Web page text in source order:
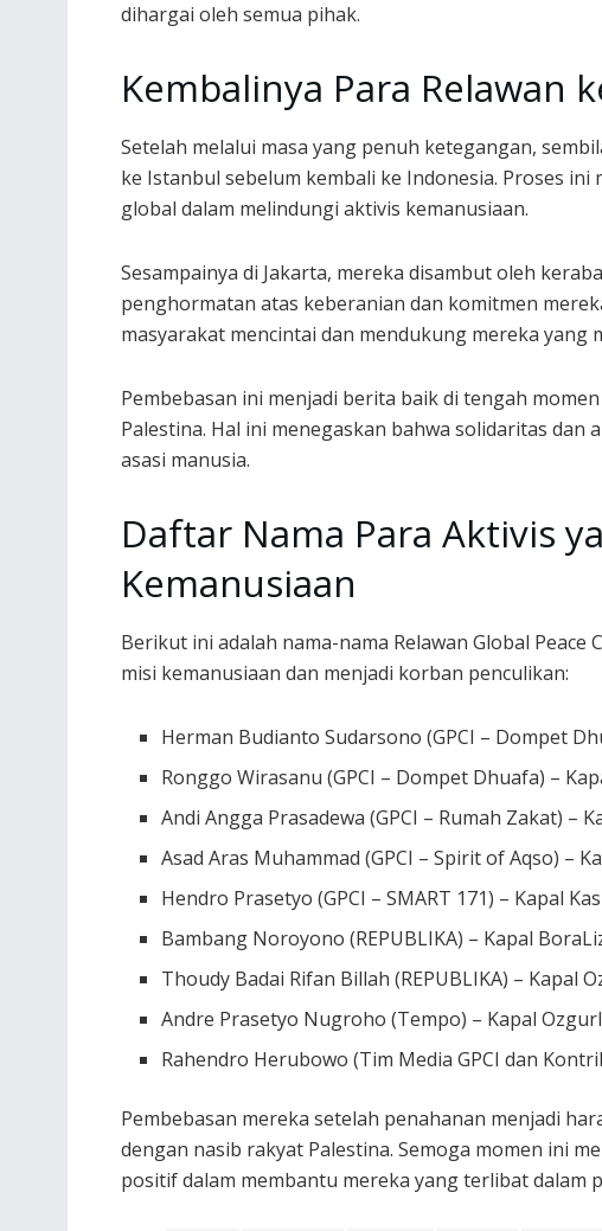
dihargai oleh semua pihak.
Kembalinya Para Relawan
Setelah melalui masa yang penuh ketegangan,
ke Istanbul sebelum kembali ke Indonesia. Proses
global dalam melindungi aktivis kemanusiaan.
Sesampainya di Jakarta, mereka disambut oleh
penghormatan atas keberanian dan komitmen
masyarakat mencintai dan mendukung mereka yang
Pembebasan ini menjadi berita baik di tengah
Palestina. Hal ini menegaskan bahwa solidaritas
asasi manusia.
Daftar Nama Para Aktivis
Kemanusiaan
Berikut ini adalah nama-nama Relawan Global Peace
misi kemanusiaan dan menjadi korban penculikan:
Herman Budianto Sudarsono (GPCI – Dompet
Ronggo Wirasanu (GPCI – Dompet Dhuafa) –
Andi Angga Prasadewa (GPCI – Rumah Zakat) –
Asad Aras Muhammad (GPCI – Spirit of Aqso) –
Hendro Prasetyo (GPCI – SMART 171) – Kapal
Bambang Noroyono (REPUBLIKA) – Kapal
Thoudy Badai Rifan Billah (REPUBLIKA) – Kapal
Andre Prasetyo Nugroho (Tempo) – Kapal
Rahendro Herubowo (Tim Media GPCI dan
Pembebasan mereka setelah penahanan menjadi
dengan nasib rakyat Palestina. Semoga momen ini
positif dalam membantu mereka yang terlibat dalam